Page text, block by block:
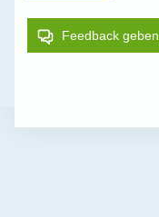
Feedback geben